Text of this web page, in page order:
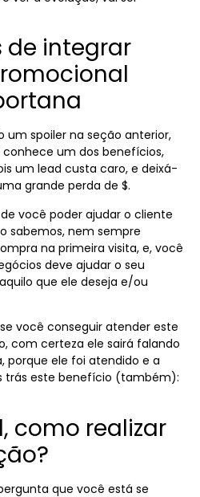
de integrar
um spoiler na seção anterior,
um dos benefícios,
um lead custa caro, e deixá-
grande perda de $.
você poder ajudar o cliente
sabemos, nem sempre
na primeira visita, e, você
deve ajudar o seu
que ele deseja e/ou
você conseguir atender este
com certeza ele sairá falando
porque ele foi atendido e a
trás este benefício (também):
como realizar
que você está se